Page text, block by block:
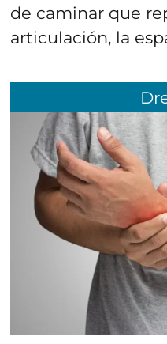
de caminar que
articulación, la